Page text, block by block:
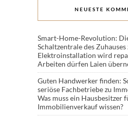
NEUESTE
Smart-Home-Revolution:
Schaltzentrale des Zuhauses
Elektroinstallation wird
Arbeiten dürfen Laien
Guten Handwerker finden:
seriöse Fachbetriebezu
Was muss ein Hausbesitzer
Immobilienverkauf wissen?